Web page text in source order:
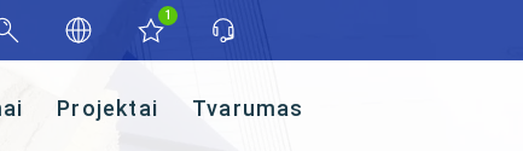
1
Projektai Tvarumas